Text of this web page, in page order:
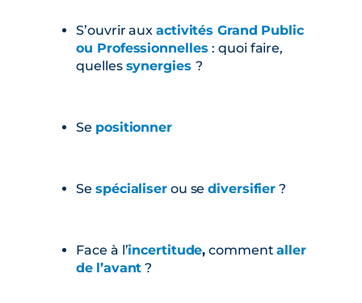
S’ouvrir auxactivités Grand Public
ou Professionnelles : quoi faire,
quelles synergies ?
Se positionner
Sespécialiserou sediversifier ?
Face à l’incertitude, commentaller
de l’avant ?